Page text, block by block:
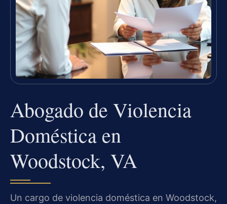
Abogado de Violencia
Doméstica en
Woodstock, VA
Un cargo de violencia doméstica en Woodstock,